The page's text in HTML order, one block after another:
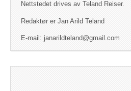
Nettstedet drives av Teland Reiser.
Redaktør er Jan Arild Teland
E-mail: janarildteland@gmail.com